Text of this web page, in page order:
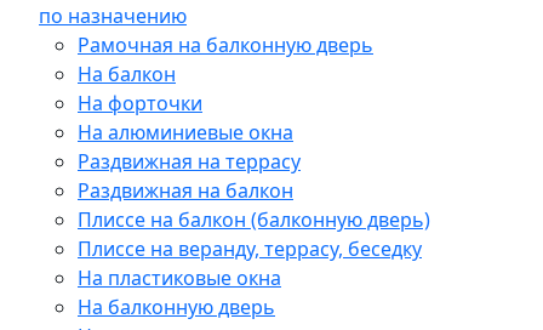
по назначению
Рамочная на балконную дверь
На балкон
На форточки
На алюминиевые окна
Раздвижная на террасу
Раздвижная на балкон
Плиссе на балкон (балконную дверь)
Плиссе на веранду, террасу, беседку
На пластиковые окна
На балконную дверь